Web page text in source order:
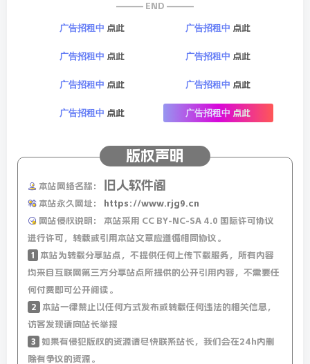
10、外媒：泰国南部近日遭遇严重洪灾，已致25人死亡，超
11、美媒爆料：特鲁多吐槽关税会杀死加拿大经济，特朗
斯将付出巨大代价；
14、当地2日晚，以色列空袭黎巴嫩全境多个目标，黎以双
方互相指责对方违反停火协议；伊朗宣布举行为期两天的安
全演习，旨在摧毁东北部边境地区的恐怖组织；
15、3日，韩国总统尹锡悦发布紧急戒严令：在野党裹挟国
会搅乱国家，将肃清国内”反国家势力”。韩国防部召开全
军指挥官会议，称将加强戒备。李在明：呼吁民众前往保护
——— END ———
广告招租中 点此 广告招租中 点此
广告招租中 点此 广告招租中 点此
广告招租中 点此 广告招租中 点此
广告招租中 点此 广告招租中 点此
版权声明
本站网络名称： 旧人软件阁
本站永久网址：
https://www.rjg9.cn
网站侵权说明：
本站采用 CC BY-NC-SA 4.0 国际许可协议
进行许可，转载或引用本站文章应遵循相同协议。
1
本站为转载分享站点，不提供任何上传下载服务，所有内容
均来自互联网第三方分享站点所提供的公开引用内容，不需要任
何付费即可公开阅读。
2
本站一律禁止以任何方式发布或转载任何违法的相关信息，
访客发现请向站长举报
3
如果有侵犯版权的资源请尽快联系站长，我们会在24h内删
除有争议的资源。